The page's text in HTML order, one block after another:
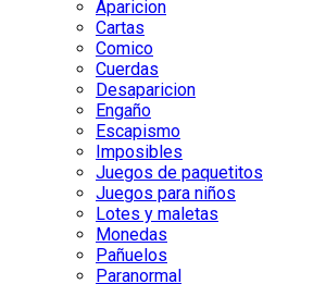
Aparicion
Cartas
Comico
Cuerdas
Desaparicion
Engaño
Escapismo
Imposibles
Juegos de paquetitos
Juegos para niños
Lotes y maletas
Monedas
Pañuelos
Paranormal